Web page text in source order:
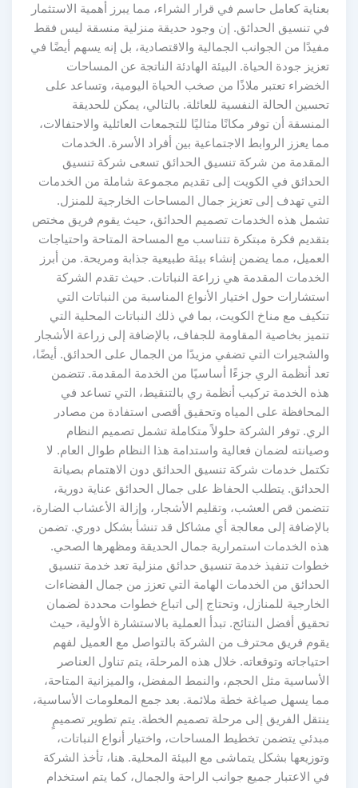
بعناية كعامل حاسم في قرار الشراء، مما يبرز أهمية الاستثمار
في تنسيق الحدائق. إن وجود حديقة منزلية منسقة ليس فقط
مفيدًا من الجوانب الجمالية والاقتصادية، بل إنه يسهم أيضًا في
تعزيز جودة الحياة. البيئة الهادئة الناتجة عن المساحات
الخضراء تعتبر ملاذًا من صخب الحياة اليومية، وتساعد على
تحسين الحالة النفسية للعائلة. بالتالي، يمكن للحديقة
المنسقة أن توفر مكانًا مثاليًا للتجمعات العائلية والاحتفالات،
مما يعزز الروابط الاجتماعية بين أفراد الأسرة. الخدمات
المقدمة من شركة تنسيق الحدائق تسعى شركة تنسيق
الحدائق في الكويت إلى تقديم مجموعة شاملة من الخدمات
التي تهدف إلى تعزيز جمال المساحات الخارجية للمنزل.
تشمل هذه الخدمات تصميم الحدائق، حيث يقوم فريق مختص
بتقديم فكرة مبتكرة تتناسب مع المساحة المتاحة واحتياجات
العميل، مما يضمن إنشاء بيئة طبيعية جذابة ومريحة. من أبرز
الخدمات المقدمة هي زراعة النباتات. حيث تقدم الشركة
استشارات حول اختيار الأنواع المناسبة من النباتات التي
تتكيف مع مناخ الكويت، بما في ذلك النباتات المحلية التي
تتميز بخاصية المقاومة للجفاف، بالإضافة إلى زراعة الأشجار
والشجيرات التي تضفي مزيدًا من الجمال على الحدائق. أيضًا،
تعد أنظمة الري جزءًا أساسيًا من الخدمة المقدمة. تتضمن
هذه الخدمة تركيب أنظمة ري بالتنقيط، التي تساعد في
المحافظة على المياه وتحقيق أقصى استفادة من مصادر
الري. توفر الشركة حلولاً متكاملة تشمل تصميم النظام
وصيانته لضمان فعالية واستدامة هذا النظام طوال العام. لا
تكتمل خدمات شركة تنسيق الحدائق دون الاهتمام بصيانة
الحدائق. يتطلب الحفاظ على جمال الحدائق عناية دورية،
تتضمن قص العشب، وتقليم الأشجار، وإزالة الأعشاب الضارة،
بالإضافة إلى معالجة أي مشاكل قد تنشأ بشكل دوري. تضمن
هذه الخدمات استمرارية جمال الحديقة ومظهرها الصحي.
خطوات تنفيذ خدمة تنسيق حدائق منزلية تعد خدمة تنسيق
الحدائق من الخدمات الهامة التي تعزز من جمال الفضاءات
الخارجية للمنازل، وتحتاج إلى اتباع خطوات محددة لضمان
تحقيق أفضل النتائج. تبدأ العملية بالاستشارة الأولية، حيث
يقوم فريق محترف من الشركة بالتواصل مع العميل لفهم
احتياجاته وتوقعاته. خلال هذه المرحلة، يتم تناول العناصر
الأساسية مثل الحجم، والنمط المفضل، والميزانية المتاحة،
مما يسهل صياغة خطة ملائمة. بعد جمع المعلومات الأساسية،
ينتقل الفريق إلى مرحلة تصميم الخطة. يتم تطوير تصميمٍ
مبدئي يتضمن تخطيط المساحات، واختيار أنواع النباتات،
وتوزيعها بشكل يتماشى مع البيئة المحلية. هنا، تأخذ الشركة
في الاعتبار جميع جوانب الراحة والجمال، كما يتم استخدام